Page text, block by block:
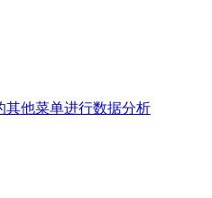
其他菜单进行数据分析